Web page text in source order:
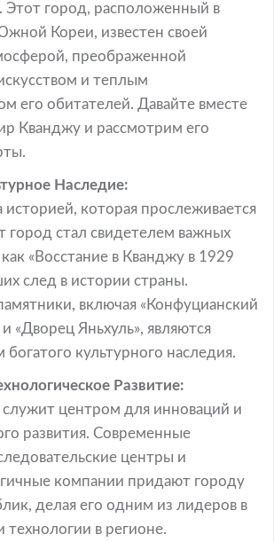
Этот город, расположенный в
Кореи, известен своей
преображенной
и теплым
его обитателей. Давайте вместе
Кванджу и рассмотрим его
Наследие:
историей, которая прослеживается
город стал свидетелем важных
«Восстание в Кванджу в 1929
след в истории страны.
включая «Конфуцианский
«Дворец Яньхуль», являются
богатого культурного наследия.
Развитие:
центром для инноваций и
развития. Современные
центры и
компании придают городу
делая его одним из лидеров в
технологии в регионе.